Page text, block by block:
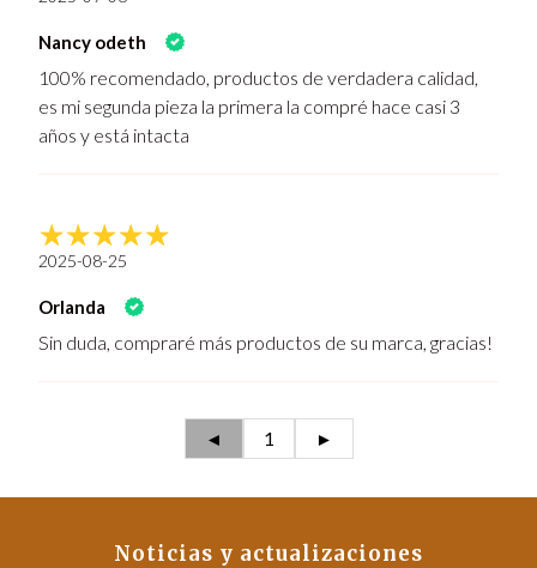
Nancy odeth
100% recomendado, productos de verdadera calidad,
es mi segunda pieza la primera la compré hace casi 3
años y está intacta
2025-08-25
Orlanda
Sin duda, compraré más productos de su marca, gracias!
◄ 1 ►
Noticias y actualizaciones